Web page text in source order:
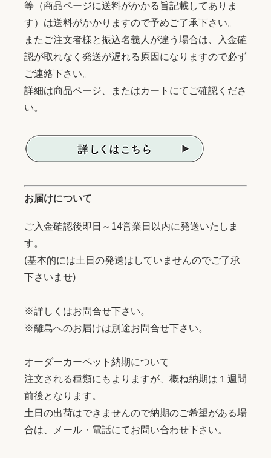
等（商品ページに送料がかかる旨記載してありま
す）は送料がかかりますので予めご了承下さい。
またご注文者様と振込名義人が違う場合は、入金確
認が取れなく発送が遅れる原因になりますので必ず
ご連絡下さい。
詳細は商品ページ、またはカートにてご確認くださ
い。
お届けについて
ご入金確認後即日～14営業日以内に発送いたしま
す。
(基本的には土日の発送はしていませんのでご了承
下さいませ)
※詳しくはお問合せ下さい。
※離島へのお届けは別途お問合せ下さい。
オーダーカーペット納期について
注文される種類にもよりますが、概ね納期は１週間
前後となります。
土日の出荷はできませんので納期のご希望がある場
合は、メール・電話にてお問い合わせ下さい。